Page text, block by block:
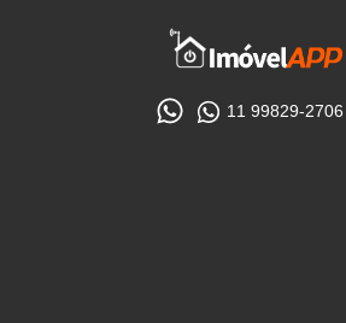
11 99829-2706